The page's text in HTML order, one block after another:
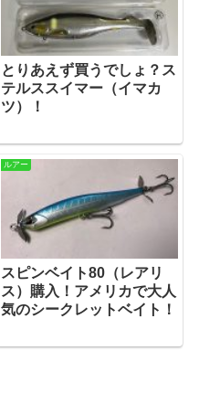
とりあえず買うでしょ？ス
テルススイマー（イマカ
ツ）！
ルアー
スピンベイト80（レアリ
ス）購入！アメリカで大人
気のシークレットベイト！